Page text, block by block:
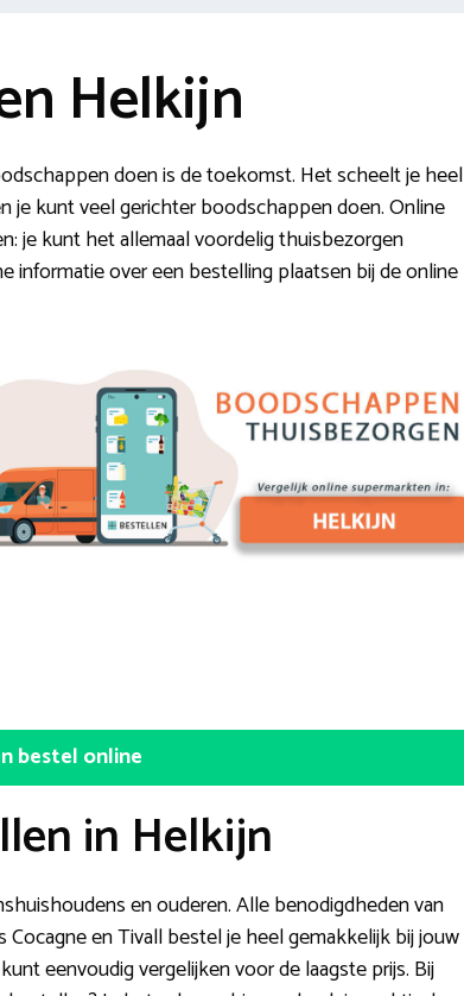
Helkijn
doen is de toekomst. Het scheelt je heel
je kunt veel gerichter boodschappen doen. Online
je kunt het allemaal voordelig thuisbezorgen
informatie over een bestelling plaatsen bij de online
bestel online
in Helkijn
en ouderen. Alle benodigdheden van
en Tivall bestel je heel gemakkelijk bij jouw
eenvoudig vergelijken voor de laagste prijs. Bij